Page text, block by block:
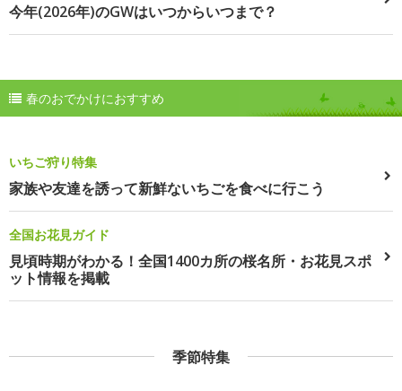
今年(2026年)のGWはいつからいつまで？
春のおでかけにおすすめ
いちご狩り特集
家族や友達を誘って新鮮ないちごを食べに行こう
全国お花見ガイド
見頃時期がわかる！全国1400カ所の桜名所・お花見スポ
ット情報を掲載
季節特集